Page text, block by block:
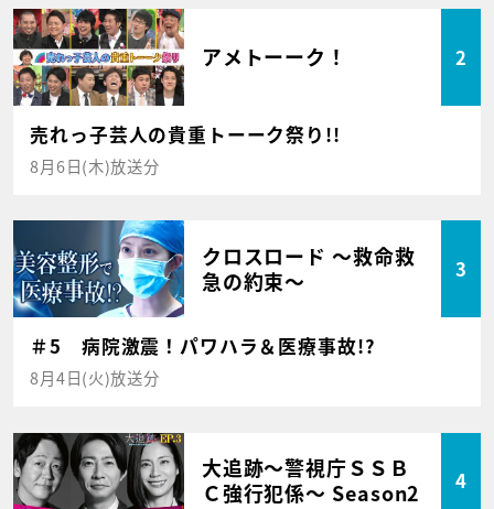
アメトーーク！ 2
売れっ子芸人の貴重トーーク祭り!!
8月6日(木)放送分
クロスロード ～救命救
急の約束～
3
＃5 病院激震！パワハラ＆医療事故!?
8月4日(火)放送分
大追跡～警視庁ＳＳＢ
Ｃ強行犯係～ Season2
4